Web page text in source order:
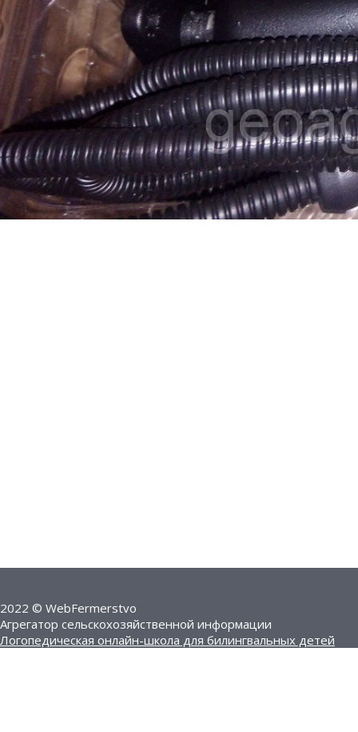
2022 © WebFermerstvo
Агрегатор сельскохозяйственной информации
Логопедическая онлайн-школа для билингвальных детей